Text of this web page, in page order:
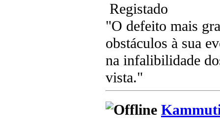
Registado
"O defeito mais
obstáculos à sua
na infalibilidade
vista."